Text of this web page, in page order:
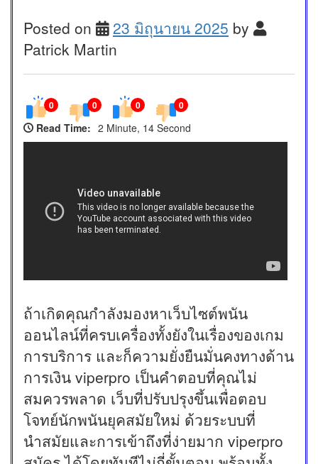
Posted on 23 มิถุนายน 2025 by
Patrick Martin
0 0 0 0
Read Time: 2 Minute, 14 Second
ถ้าเกิดคุณกำลังมองหาเว็บไซต์พนัน
ออนไลน์ที่ครบเครื่องทั้งยังในเรื่องของเกม
การบริการ และก็ความยั่งยืนมั่นคงทางด้าน
การเงิน viperpro เป็นคำตอบที่คุณไม่
สมควรพลาด เว็บที่ปรับปรุงขึ้นเพื่อตอบ
โจทย์นักพนันยุคสมัยใหม่ ด้วยระบบที่
นำสมัยและการเข้าถึงที่ง่ายมาก viperpro